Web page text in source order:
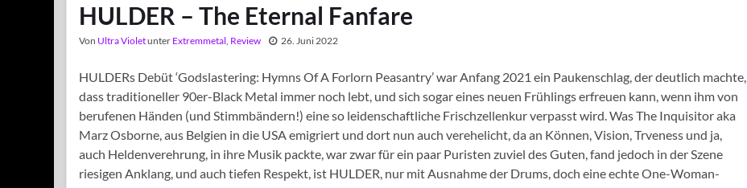
HULDER – The Eternal Fanfare
Von Ultra Violetunter Extremmetal, Review 26. Juni 2022
HULDERs Debüt ‘Godslastering: Hymns Of A Forlorn Peasantry’ war Anfang 2021 ein Paukenschlag, der deutlich machte,
dass traditioneller 90er-Black Metal immer noch lebt, und sich sogar eines neuen Frühlings erfreuen kann, wenn ihm von
berufenen Händen (und Stimmbändern!) eine so leidenschaftliche Frischzellenkur verpasst wird. Was The Inquisitor aka
Marz Osborne, aus Belgien in die USA emigriert und dort nun auch verehelicht, da an Können, Vision, Trveness und ja,
auch Heldenverehrung, in ihre Musik packte, war zwar für ein paar Puristen zuviel des Guten, fand jedoch in der Szene
riesigen Anklang, und auch tiefen Respekt, ist HULDER, nur mit Ausnahme der Drums, doch eine echte One-Woman-